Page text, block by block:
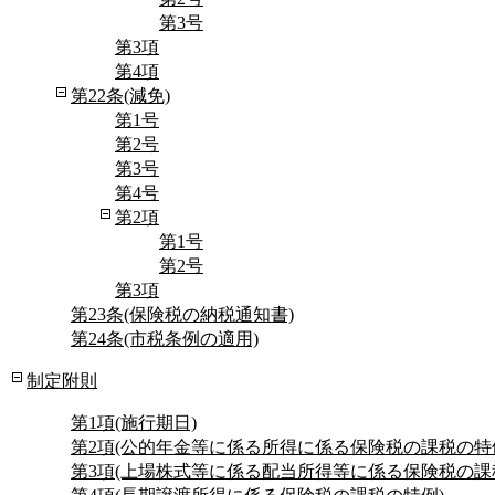
第3号
第3項
第4項
第22条(減免)
第1号
第2号
第3号
第4号
第2項
第1号
第2号
第3項
第23条(保険税の納税通知書)
第24条(市税条例の適用)
制定附則
第1項(施行期日)
第2項(公的年金等に係る所得に係る保険税の課税の特
第3項(上場株式等に係る配当所得等に係る保険税の